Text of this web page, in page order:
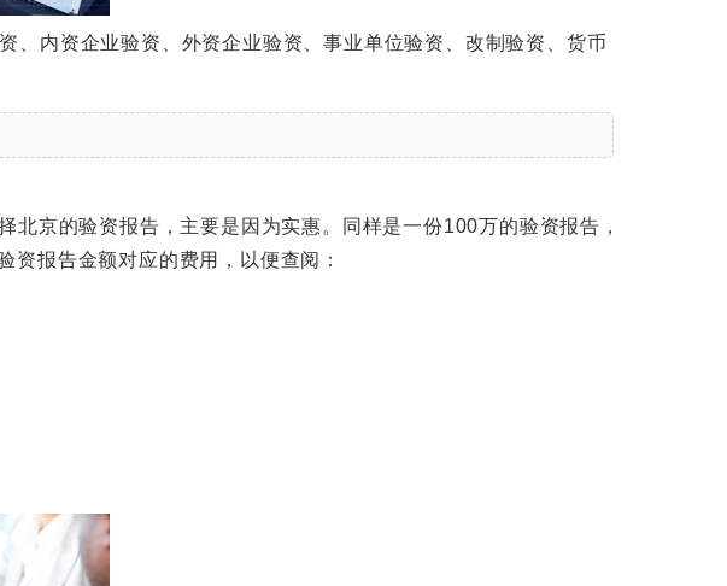
内资企业验资、外资企业验资、事业单位验资、改制验资、货币
京的验资报告，主要是因为实惠。同样是一份100万的验资报告，
资报告金额对应的费用，以便查阅：